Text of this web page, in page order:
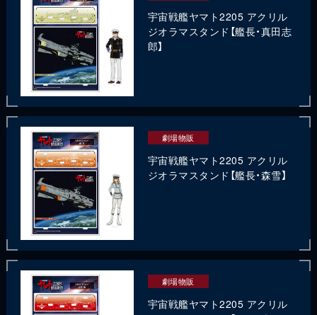
宇宙戦艦ヤマト2205 アクリル
ジオラマスタンド【艦長・真田志
郎】
劇場物販
宇宙戦艦ヤマト2205 アクリル
ジオラマスタンド【艦長・森雪】
劇場物販
宇宙戦艦ヤマト2205 アクリル